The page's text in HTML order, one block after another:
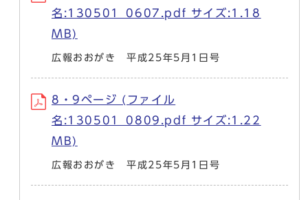
名:130501_0607.pdf サイズ:1.18
MB)
広報おおがき 平成25年5月1日号
8・9ページ (ファイル
名:130501_0809.pdf サイズ:1.22
MB)
広報おおがき 平成25年5月1日号